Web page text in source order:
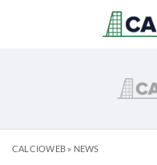
CALCIOWEB» NEWS